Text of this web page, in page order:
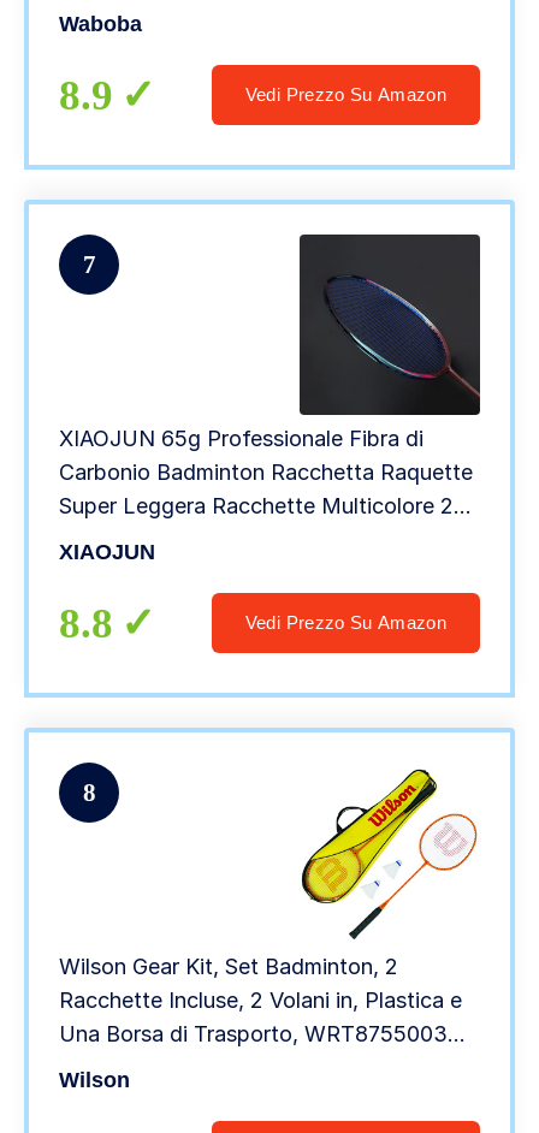
Casa, Adatto a Bambini e Adulti di tutte le
Waboba
8.9 Vedi Prezzo Su Amazon
7
XIAOJUN 65g Professionale Fibra di
Carbonio Badminton Racchetta Raquette
Super Leggera Racchette Multicolore 22-
35LBS Forza Sportiva Padel (Color : A,
XIAOJUN
8.8 Vedi Prezzo Su Amazon
8
Wilson Gear Kit, Set Badminton, 2
Racchette Incluse, 2 Volani in, Plastica e
Una Borsa di Trasporto, WRT8755003
Unisex, Arancio/Giallo
Wilson